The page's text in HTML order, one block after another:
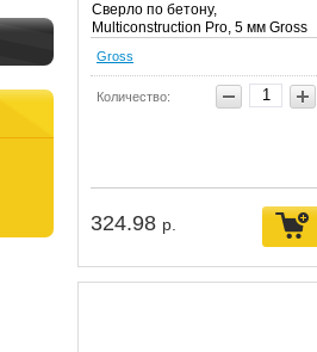
Сверло по бетону,
Multiconstruction Pro, 5 мм Gross
Gross
Количество:
324.98 р.